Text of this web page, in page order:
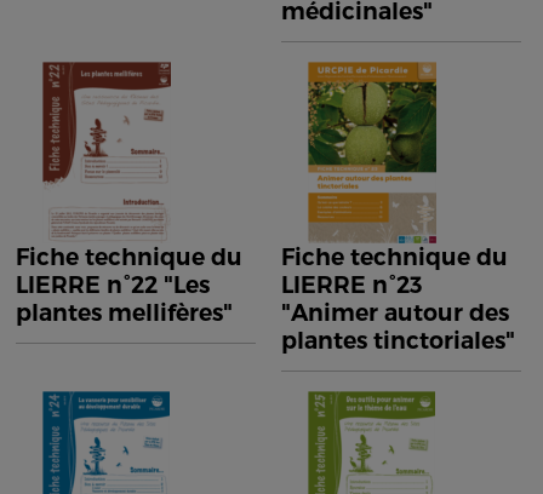
médicinales"
Fiche technique du
LIERRE n°22 "Les
plantes mellifères"
Fiche technique du
LIERRE n°23
"Animer autour des
plantes tinctoriales"